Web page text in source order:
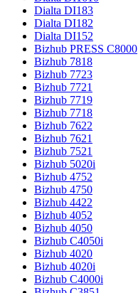
Dialta DI183
Dialta DI182
Dialta DI152
Bizhub PRESS C8000
Bizhub 7818
Bizhub 7723
Bizhub 7721
Bizhub 7719
Bizhub 7718
Bizhub 7622
Bizhub 7621
Bizhub 7521
Bizhub 5020i
Bizhub 4752
Bizhub 4750
Bizhub 4422
Bizhub 4052
Bizhub 4050
Bizhub C4050i
Bizhub 4020
Bizhub 4020i
Bizhub C4000i